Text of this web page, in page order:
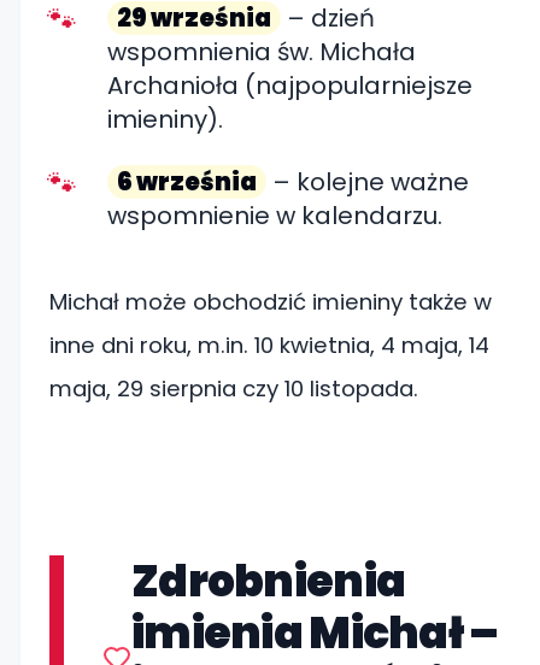
29 września – dzień
wspomnienia św. Michała
Archanioła (najpopularniejsze
imieniny).
6 września – kolejne ważne
wspomnienie w kalendarzu.
Michał może obchodzić imieniny także w
inne dni roku, m.in. 10 kwietnia, 4 maja, 14
maja, 29 sierpnia czy 10 listopada.
Zdrobnienia
imienia Michał –